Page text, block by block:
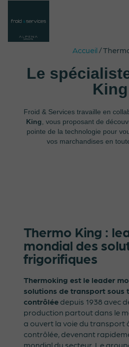
Accueil /
Le
King
Froid & Services travaille en
King, vous proposant de
pointe de la technologie pour
vos marchandises en
Thermo King :
mondial des
frigorifiques
Thermoking est le leader
solutions de transport sous
contrôlée depuis 1938 avec
production partout dans le
a ouvert la voie du transport
contrôlée, devenant
mondial du secteur. Le